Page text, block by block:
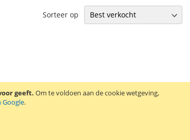
geeft. Om te voldoen aan de cookie wetgeving,
Google.
Sorteer op